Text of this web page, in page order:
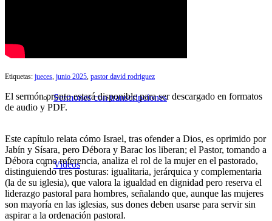
Sermones con transcripciones
Videos
Etiquetas: jueces junio 2025 pastor david rodriguez
El sermón pronto estará disponible para ser descargado en formatos
de audio y PDF.
Este capítulo relata cómo Israel, tras ofender a Dios, es oprimido por
Jabín y Sísara, pero Débora y Barac los liberan; el Pastor, tomando a
Débora como referencia, analiza el rol de la mujer en el pastorado,
distinguiendo tres posturas: igualitaria, jerárquica y complementaria
(la de su iglesia), que valora la igualdad en dignidad pero reserva el
liderazgo pastoral para hombres, señalando que, aunque las mujeres
son mayoría en las iglesias, sus dones deben usarse para servir sin
aspirar a la ordenación pastoral.